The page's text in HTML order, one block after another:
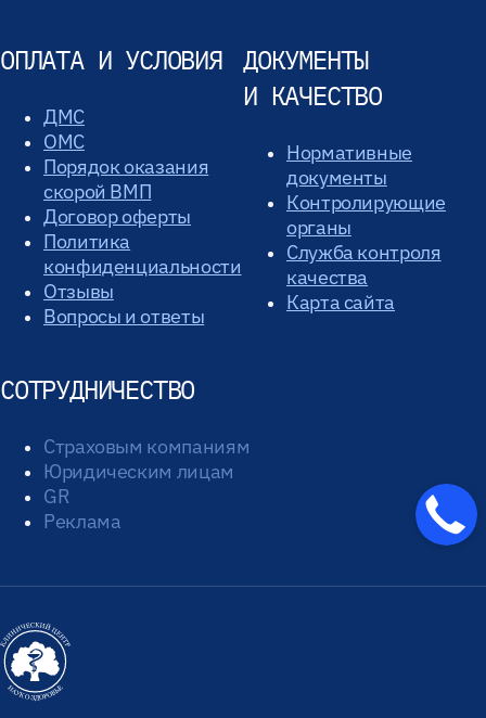
ОПЛАТА И УСЛОВИЯ
ДМС
ОМС
Порядок оказания
скорой ВМП
Договор оферты
Политика
конфиденциальности
Отзывы
Вопросы и ответы
ДОКУМЕНТЫ
И КАЧЕСТВО
Нормативные
документы
Контролирующие
органы
Служба контроля
качества
Карта сайта
СОТРУДНИЧЕСТВО
Страховым компаниям
Юридическим лицам
GR
Реклама